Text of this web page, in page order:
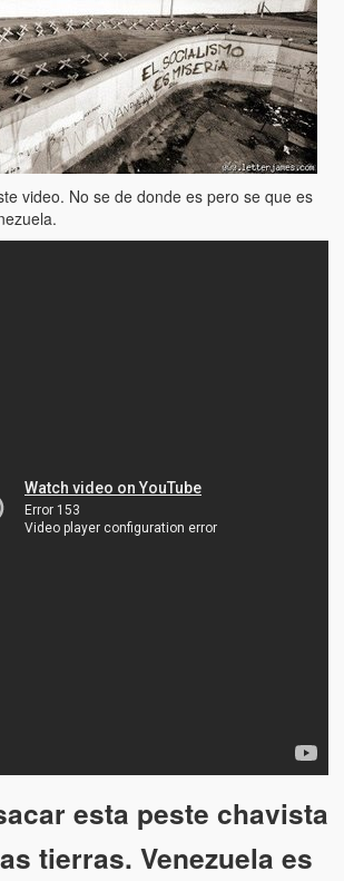
en Los Teques (The Jerk and the Reds in
(I spoke with chavistas)
“tan amante de los niños” (The mockery of
lover”)
calles de Venezuela (Children of the streets of
dictatorial de Chávez desde que tomó el
de diciembre de 2009
video. No se de donde es pero se que es
esta peste chavista
tierras. Venezuela es